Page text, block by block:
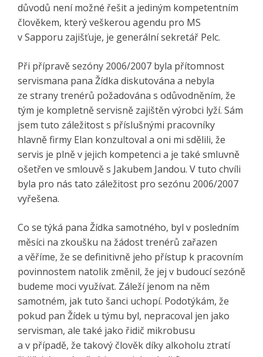
důvodů není možné řešit a jediným kompetentním
člověkem, který veškerou agendu pro MS
v Sapporu zajišťuje, je generální sekretář Pelc.
Při přípravě sezóny 2006/2007 byla přítomnost
servismana pana Žídka diskutována a nebyla
ze strany trenérů požadována s odůvodněním, že
tým je kompletně servisně zajištěn výrobci lyží. Sám
jsem tuto záležitost s příslušnými pracovníky
hlavně firmy Elan konzultoval a oni mi sdělili, že
servis je plně v jejich kompetenci a je také smluvně
ošetřen ve smlouvě s Jakubem Jandou. V tuto chvíli
byla pro nás tato záležitost pro sezónu 2006/2007
vyřešena.
Co se týká pana Žídka samotného, byl v posledním
měsíci na zkoušku na žádost trenérů zařazen
a věříme, že se definitivně jeho přístup k pracovním
povinnostem natolik změnil, že jej v budoucí sezóně
budeme moci využívat. Záleží jenom na něm
samotném, jak tuto šanci uchopí. Podotýkám, že
pokud pan Žídek u týmu byl, nepracoval jen jako
servisman, ale také jako řidič mikrobusu
a v případě, že takový člověk díky alkoholu ztratí